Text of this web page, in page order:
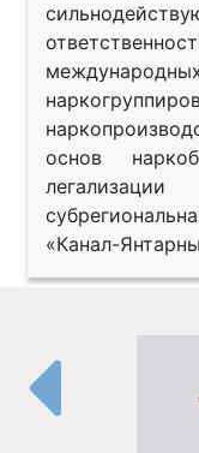
основ
«Канал-